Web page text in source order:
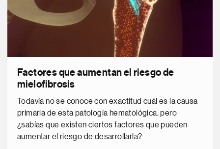
Factores que aumentan el riesgo de
mielofibrosis
Todavía no se conoce con exactitud cuál es la causa
primaria de esta patología hematológica, pero
¿sabías que existen ciertos factores que pueden
aumentar el riesgo de desarrollarla?